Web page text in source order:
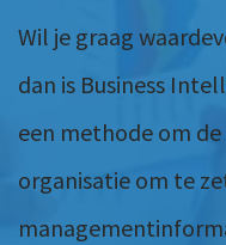
Duurzaam
Informatiebeveiliging
Internationaal
Personeel en salaris
Privézaken en ambitie
Wil je graag
dan is Business
een methode om
organisatie om te